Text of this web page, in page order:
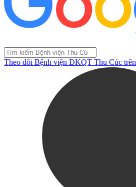
Theo dõi Bệnh viện ĐKQT Thu Cúc trên